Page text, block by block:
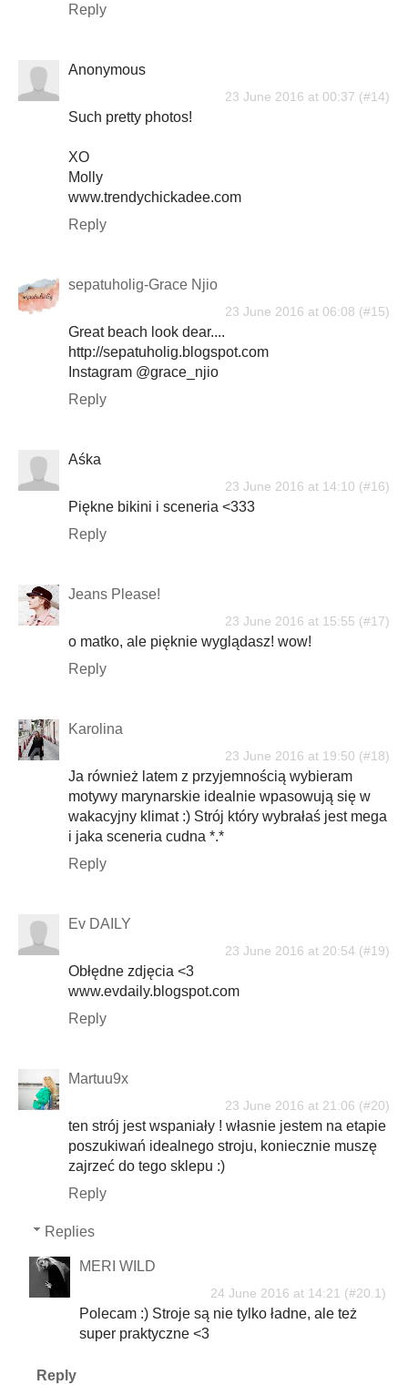
Reply
Anonymous
23 June 2016 at 00:37
Such pretty photos!
XO
Molly
www.trendychickadee.com
Reply
sepatuholig-Grace Njio
23 June 2016 at 06:08
Great beach look dear....
http://sepatuholig.blogspot.com
Instagram @grace_njio
Reply
Aśka
23 June 2016 at 14:10
Piękne bikini i sceneria <333
Reply
Jeans Please!
23 June 2016 at 15:55
o matko, ale pięknie wyglądasz! wow!
Reply
Karolina
23 June 2016 at 19:50
Ja również latem z przyjemnością wybieram
motywy marynarskie idealnie wpasowują się w
wakacyjny klimat :) Strój który wybrałaś jest mega
i jaka sceneria cudna *.*
Reply
Ev DAILY
23 June 2016 at 20:54
Obłędne zdjęcia <3
www.evdaily.blogspot.com
Reply
Martuu9x
23 June 2016 at 21:06
ten strój jest wspaniały ! własnie jestem na etapie
poszukiwań idealnego stroju, koniecznie muszę
zajrzeć do tego sklepu :)
Reply
Replies
MERI WILD
24 June 2016 at 14:21
Polecam :) Stroje są nie tylko ładne, ale też
super praktyczne <3
Reply